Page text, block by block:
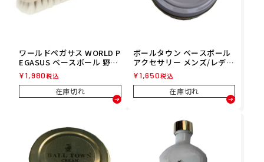
ワールドペガサス WORLD P
EGASUS ベースボール 野球
ソフトボール ガツピカ山羊
ブラシ WEAGOBS3
¥1,980税込
在庫切れ
ボールタウン ベースボール
アクセサリー メンズ/レディ
ース インサイドワックス 22
0000017450 21SP INSIDE-
¥1,650税込
在庫切れ